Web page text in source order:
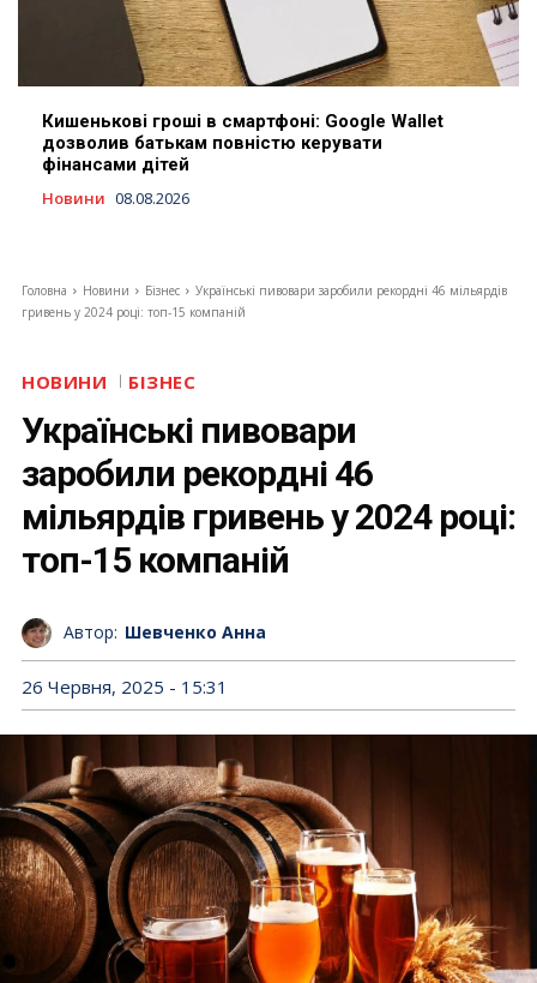
Кишенькові гроші в смартфоні: Google Wallet
дозволив батькам повністю керувати
фінансами дітей
Новини 08.08.2026